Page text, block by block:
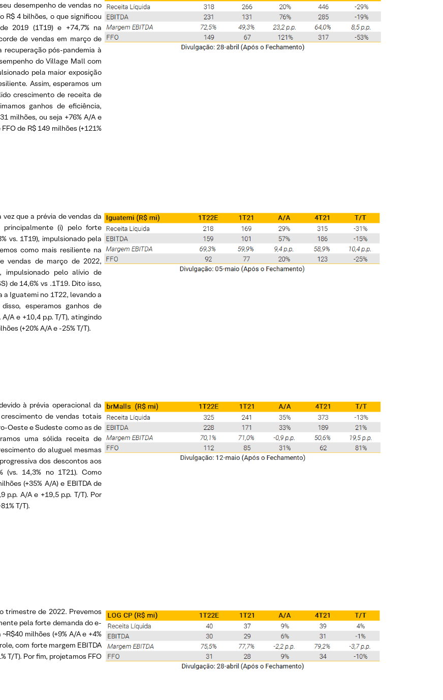
desempenho de vendas no
4 bilhões, o que significou
2019 (1T19) e +74,7% na
de vendas em março de
recuperação pós-pandemia à
do Village Mall com
pela maior exposição
Assim, esperamos um
crescimento de receita de
ganhos de eficiência,
milhões, ou seja +76% A/A e
de R$ 149 milhões (+121%
que a prévia de vendas da
principalmente (i) pelo forte
vs. 1T19), impulsionado pela
como mais resiliente na
vendas de março de 2022,
impulsionado pelo alívio de
de 14,6% vs .1T19. Dito isso,
a Iguatemi no 1T22, levando a
esperamos ganhos de
A e +10,4 p.p. T/T), atingindo
(+20% A/A e -25% T/T).
à prévia operacional da
de vendas totais
Oeste e Sudeste como as de
uma sólida receita de
do aluguel mesmas
dos descontos aos
(vs. 14,3% no 1T21). Como
(+35% A/A) e EBITDA de
p.p. A/A e +19,5 p.p. T/T). Por
T/T).
trimestre de 2022. Prevemos
pela forte demanda do e-
milhões (+9% A/A e +4%
com forte margem EBITDA
T/T). Por fim, projetamos FFO